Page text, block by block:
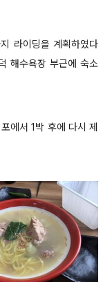
라이딩을 계획하였다
해수욕장 부근에 숙소
에서 1박 후에 다시 제